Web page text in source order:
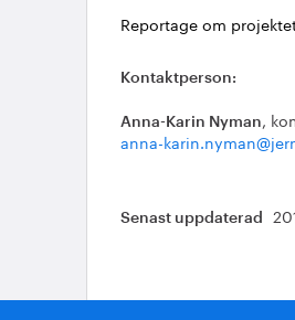
Reportage om
Kontaktperson:
Anna-Karin Nyman,
anna-
Senast uppdaterad